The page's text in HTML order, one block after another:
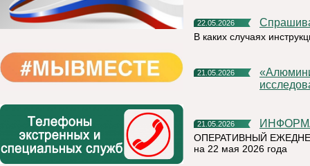
22.05.2026
В каких случаях
21.05.2026
«Алюминиевая азбука» на призы РУСАЛа выбрала лучшие
21.05.2026
ОПЕРАТИВНЫЙ
на 22 мая 2026 года